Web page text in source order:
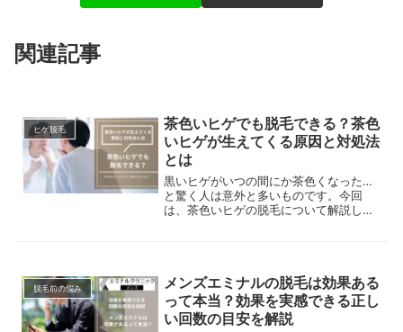
関連記事
ヒゲ脱毛
茶色いヒゲでも脱毛できる？茶色
いヒゲが生えてくる原因と対処法
とは
黒いヒゲがいつの間にか茶色くなった…
と驚く人は意外と多いものです。今回
は、茶色いヒゲの脱毛について解説しま
処法についても解説するので、茶色いヒ
脱毛前の悩み
メンズエミナルの脱毛は効果ある
って本当？効果を実感できる正し
い回数の目安を解説